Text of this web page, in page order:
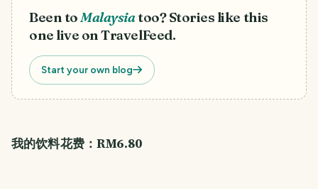
Been to Malaysiatoo? Stories like this
one live on TravelFeed.
Start your own blog
我的饮料花费：RM6.80